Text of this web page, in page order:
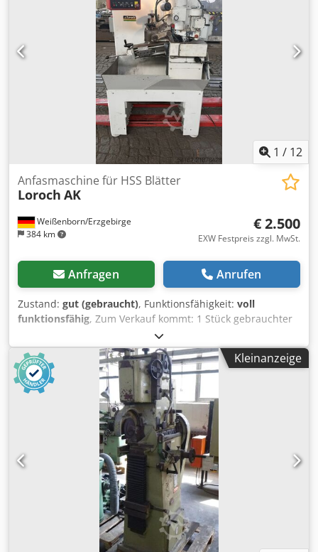
1 / 12
Weißenborn/Erzgebirge
384 km
Anfasmaschine für HSS Blätter
Loroch AK
€ 2.500
EXW Festpreis zzgl. MwSt.
Anfragen Anrufen
Zustand: gut (gebraucht), Funktionsfähigkeit: voll
funktionsfähig, Zum Verkauf kommt: 1 Stück gebrauchter
Anfasmaschine für HSS Blätter Herstller: Loroch Typ: AK
Blattdurchmesser min/max: 80/710mm Teilung 3-25mm
Schleifscheibendurchmesser: 200mm Dodpfjy Nx Apsx
Abmeck Antriebsmotor: 0,55kw Arbeitsgeschwindigkeit: 10-
45u/min Kühlmittel Gewicht: ca. 750kg Kann gern in
unserem Lager besichtigt werden.
Kleinanzeige